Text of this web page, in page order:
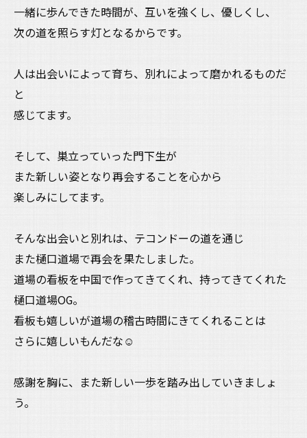
一緒に歩んできた時間が、互いを強くし、優しくし、
次の道を照らす灯となるからです。
人は出会いによって育ち、別れによって磨かれるものだ
と
感じてます。
そして、巣立っていった門下生が
また新しい姿となり再会することを心から
楽しみにしてます。
そんな出会いと別れは、テコンドーの道を通じ
また樋口道場で再会を果たしました。
道場の看板を中国で作ってきてくれ、持ってきてくれた
樋口道場OG。
看板も嬉しいが道場の稽古時間にきてくれることは
さらに嬉しいもんだな☺️
感謝を胸に、また新しい一歩を踏み出していきましょ
う。